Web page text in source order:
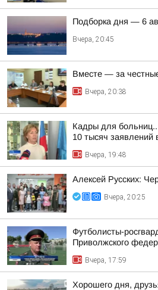
Подборка дня — 6
Вчера, 20:45
Вместе — за
Вчера, 20:38
Кадры для
10 тысяч заявлений
Вчера, 19:48
Алексей Русских:
Вчера, 20:25
Футболисты-
Приволжского
Вчера, 17:59
Хорошего дня,